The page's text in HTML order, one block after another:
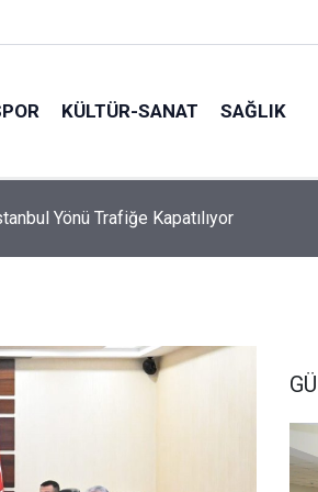
KÜLTÜR-SANAT SAĞLIK